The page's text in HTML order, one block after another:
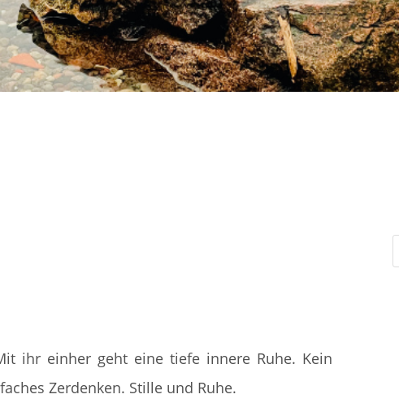
ihr einher geht eine tiefe innere Ruhe. Kein
Zerdenken. Stille und Ruhe.